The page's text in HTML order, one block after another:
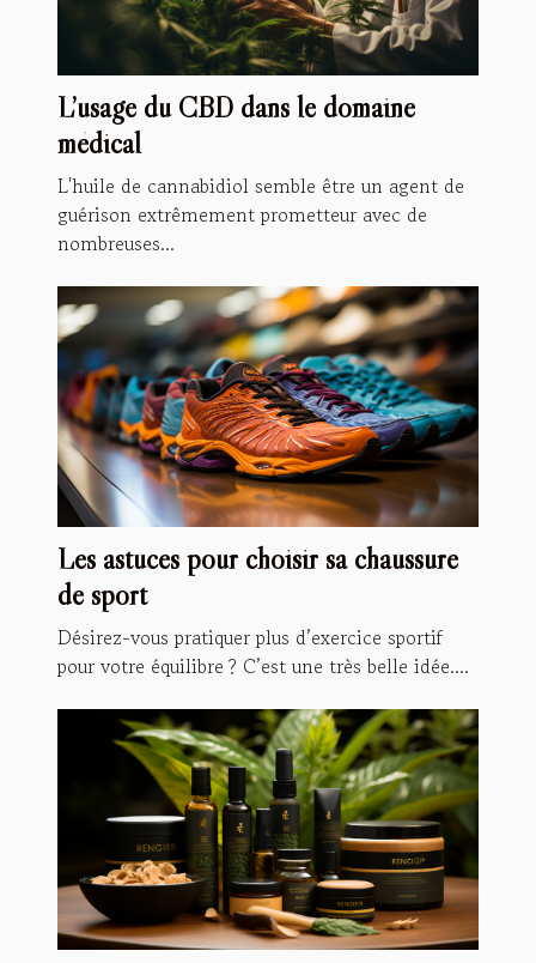
L’usage du CBD dans le domaine
médical
L'huile de cannabidiol semble être un agent de
guérison extrêmement prometteur avec de
nombreuses...
Les astuces pour choisir sa chaussure
de sport
Désirez-vous pratiquer plus d’exercice sportif
pour votre équilibre ? C’est une très belle idée....